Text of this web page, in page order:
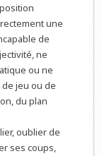
une
de
ne
ou ne
jeu ou de
du plan
oublier de
ses coups,